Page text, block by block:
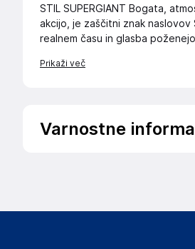
STIL SUPERGIANT Bogata,
akcijo, je zaščitni znak
realnem času in glasba
Prikaži več
Varnostne